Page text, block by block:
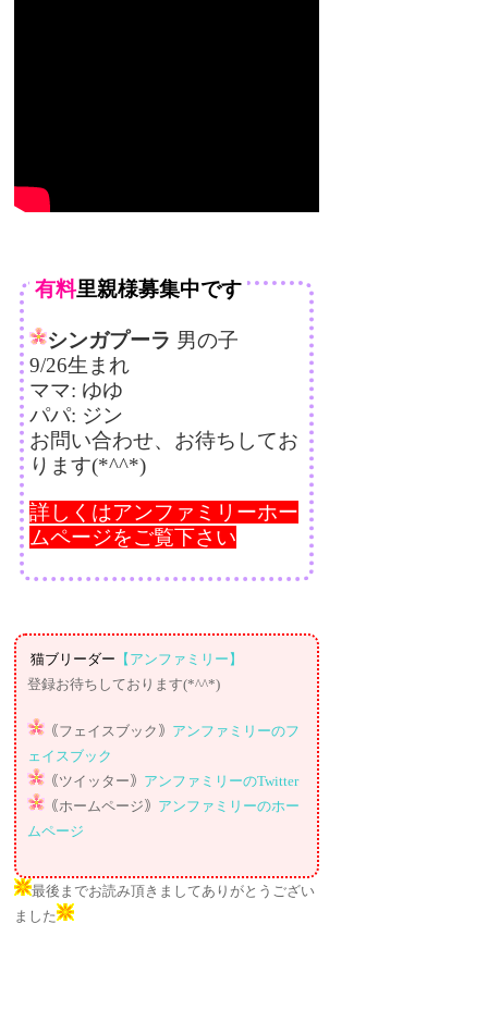
有料里親様募集中です
シンガプーラ 男の子
9/26生まれ
ママ: ゆゆ
パパ: ジン
お問い合わせ、お待ちしてお
ります(*^^*)
詳しくはアンファミリーホー
ムページをご覧下さい
猫ブリーダー 【アンファミリー】
登録お待ちしております(*^^*)
｟フェイスブック｠ アンファミリーのフ
ェイスブック
｟ツイッター｠ アンファミリーのTwitter
｟ホームページ｠ アンファミリーのホー
ムページ
最後までお読み頂きましてありがとうござい
ました